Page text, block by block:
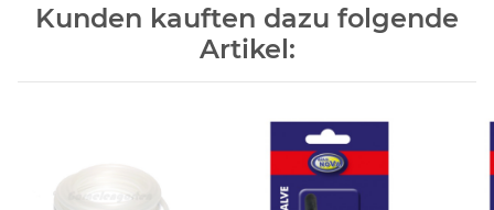
Kunden kauften dazu folgende
Artikel: